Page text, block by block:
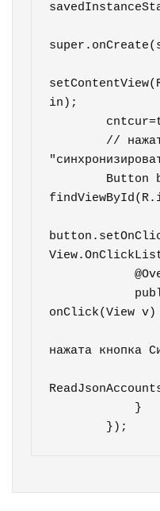
in);
            @Override
onClick(View
нажата кнопка
        });